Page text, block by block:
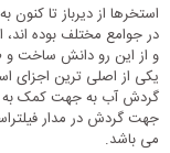
استخرها از دیرباز تا
در جوامع مختلف بوده
و از این رو دانش ساخت و
یکی از اصلی ترین اجزای
گردش آب به جهت کمک به
جهت گردش در مدار
می باشد.